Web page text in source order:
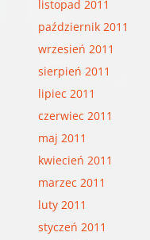
listopad 2011
październik 2011
wrzesień 2011
sierpień 2011
lipiec 2011
czerwiec 2011
maj 2011
kwiecień 2011
marzec 2011
luty 2011
styczeń 2011